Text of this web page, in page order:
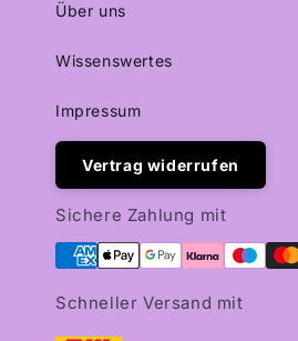
Über uns
Wissenswertes
Impressum
Vertrag widerrufen
Sichere Zahlung mit
Schneller Versand mit